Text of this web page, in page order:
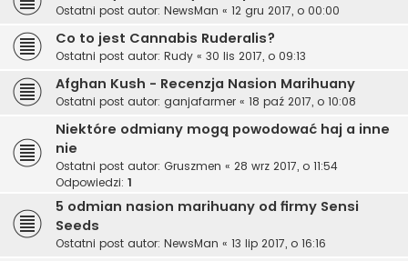
Ostatni post autor: NewsMan « 12 gru 2017, o 00:00
Co to jest Cannabis Ruderalis?
Ostatni post autor: Rudy « 30 lis 2017, o 09:13
Afghan Kush - Recenzja Nasion Marihuany
Ostatni post autor: ganjafarmer « 18 paź 2017, o 10:08
Niektóre odmiany mogą powodować haj a inne
nie
Ostatni post autor: Gruszmen « 28 wrz 2017, o 11:54
Odpowiedzi: 1
5 odmian nasion marihuany od firmy Sensi
Seeds
Ostatni post autor: NewsMan « 13 lip 2017, o 16:16